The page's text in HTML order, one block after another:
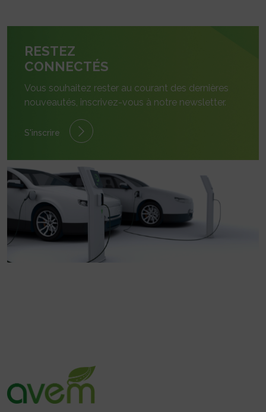
RESTEZ
CONNECTÉS
Vous souhaitez rester au courant des dernières
nouveautés, inscrivez-vous à notre newsletter.
S'inscrire